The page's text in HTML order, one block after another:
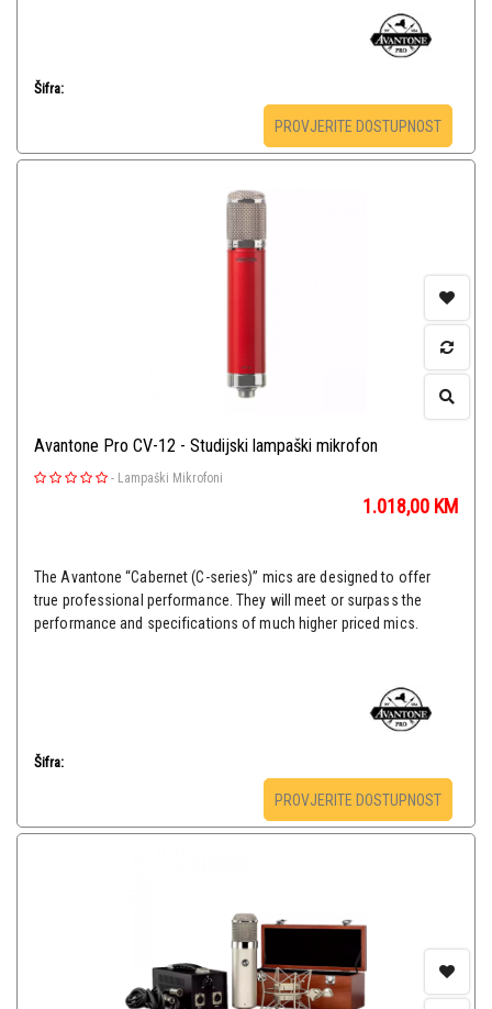
Šifra:
PROVJERITE DOSTUPNOST
Avantone Pro CV-12 - Studijski lampaški mikrofon
- Lampaški Mikrofoni
1.018,00 KM
The Avantone “Cabernet (C-series)” mics are designed to offer
true professional performance. They will meet or surpass the
performance and specifications of much higher priced mics.
Šifra:
PROVJERITE DOSTUPNOST